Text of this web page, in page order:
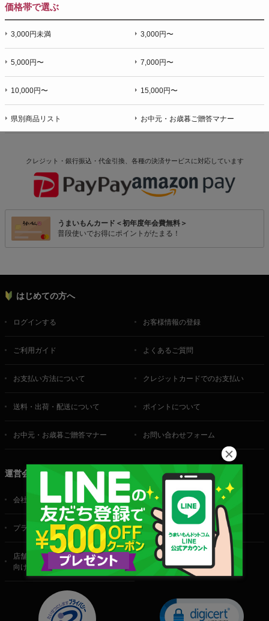
価格帯で選ぶ
3,000円未満 3,000円〜
5,000円〜 7,000円〜
10,000円〜 15,000円〜
県別商品リスト お中元・お歳暮ご贈答マナー
クレジット・銀行振込・代金引換、各種の決済サービスに対応しています
うまいもんカード＜初年度年会費無料＞
普段使いでお得にポイントがたまる！
はじめての方へ
ログインする お客様情報の登録
ご利用ガイド よくあるご質問
お支払い方法について クレジットカードでのお支払い
送料・出荷・配送について ポイントについて
お中元・お歳暮ご贈答マナー お問い合わせフォーム
運営会社
会社概要 ご利用規約
プライバシーポリシー 特定商取引法に基づく表記
店舗・法人・生産者様
向けのお問い合わせ